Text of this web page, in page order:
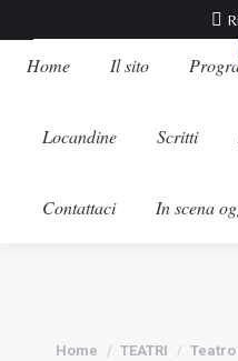
Home Il sito
Locandine Scritti
Contattaci In scena
Tu sei qui:
Home TEATRI Teatro